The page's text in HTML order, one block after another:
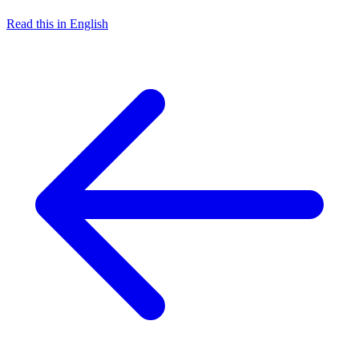
Read this in English